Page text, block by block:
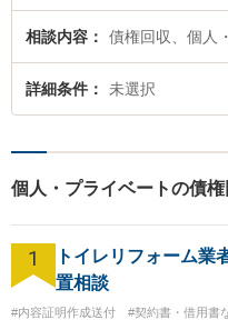
相談内容 債権回収、個人
詳細条件 未選択
個人・プライベートの債
1
トイレリフォーム業
置相談
#内容証明作成送付 #契約書・借用書